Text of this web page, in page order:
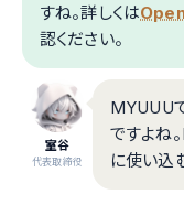
すね。詳しくは
認ください。
室谷
代表取締役
MYUUU
ですよね
に使い込